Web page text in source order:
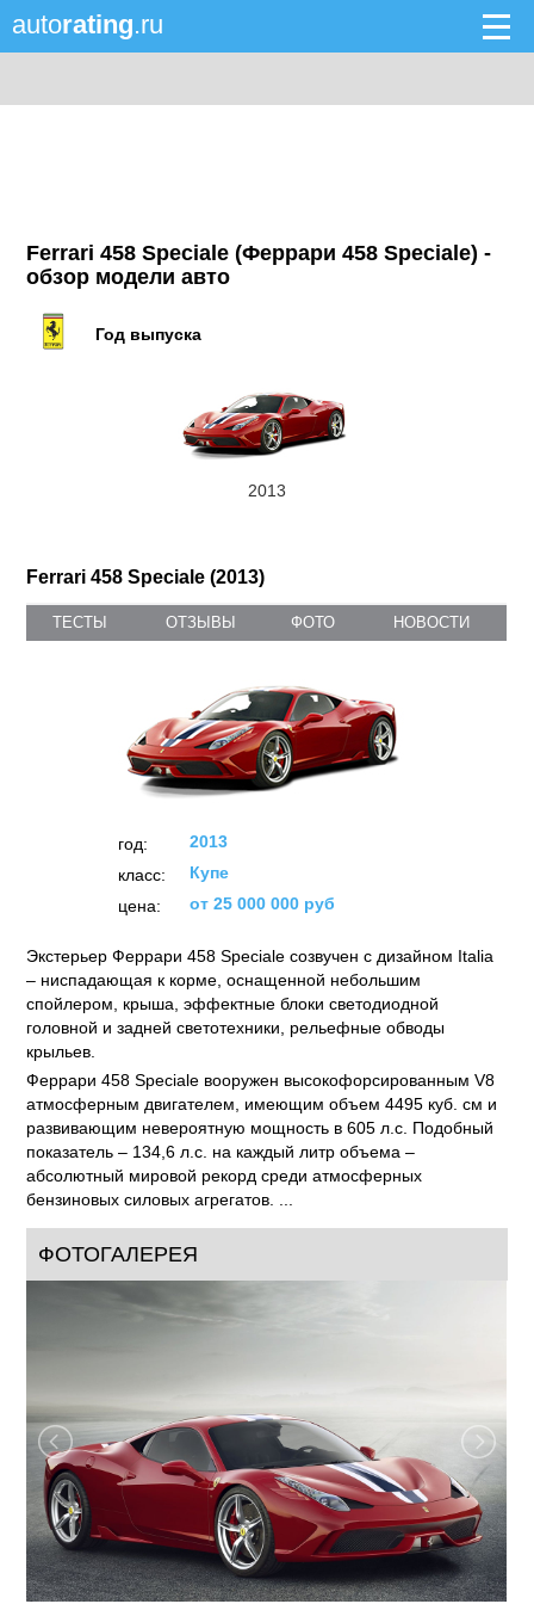
autorating.ru
Ferrari 458 Speciale (Феррари 458 Speciale) -
обзор модели авто
Год выпуска
2013
Ferrari 458 Speciale (2013)
ТЕСТЫ ОТЗЫВЫ ФОТО НОВОСТИ
год:
2013
класс:
Купе
цена:
от 25 000 000 руб
Экстерьер Феррари 458 Speciale созвучен с дизайном Italia
– ниспадающая к корме, оснащенной небольшим
спойлером, крыша, эффектные блоки светодиодной
головной и задней светотехники, рельефные обводы
крыльев.
Феррари 458 Speciale вооружен высокофорсированным V8
атмосферным двигателем, имеющим объем 4495 куб. см и
развивающим невероятную мощность в 605 л.с. Подобный
показатель – 134,6 л.с. на каждый литр объема –
абсолютный мировой рекорд среди атмосферных
бензиновых силовых агрегатов. ...
ФОТОГАЛЕРЕЯ